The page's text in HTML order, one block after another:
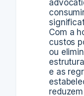
Com a
custos
ou
e as